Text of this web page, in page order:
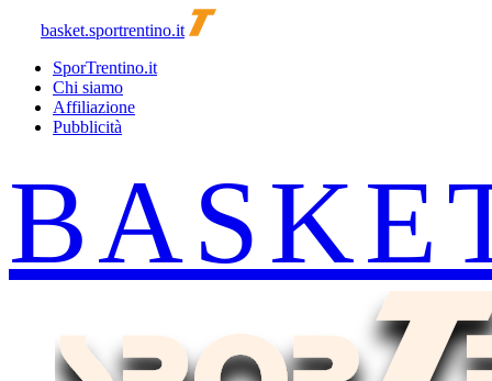
basket.sportrentino.it
SporTrentino.it
Chi siamo
Affiliazione
Pubblicità